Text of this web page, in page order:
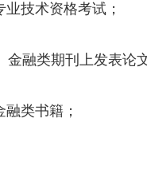
技术资格考试；
金融类期刊上发表论
类书籍；